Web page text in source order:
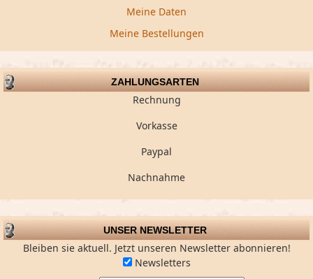
Meine Daten
Meine Bestellungen
ZAHLUNGSARTEN
Rechnung
Vorkasse
Paypal
Nachnahme
UNSER NEWSLETTER
Bleiben sie aktuell. Jetzt unseren Newsletter abonnieren!
Newsletters